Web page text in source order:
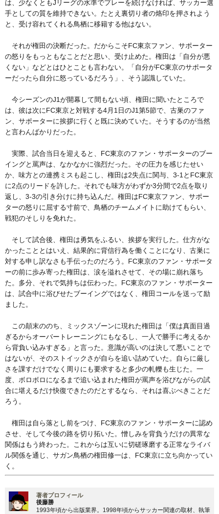
は、少なくともJリーグの水準でプレーを続けなければ、サッカー選
手としての質を維持できない。たとえ裏切り者の烙印を押されよう
と、受け容れてくれる鳥栖に移籍する他はない。
それが権田の決断だった。だからこそFC東京ファン、サポーター
の怒りをもっともなことだと思い、受け止めた。権田は「自分が悪
くない」などとはひとことも言わない。「自分がFC東京のサポータ
ーだったら自分に怒っているだろう」、そう認識していた。
今シーズンのJ1が開幕して間もない頃、権田に聞いたところで
は、彼は次にFC東京と対戦する4月1日のJ1第5節で、古巣のファ
ン、サポーターに挨拶に行くと既に決めていた。そうするのが当然
と言わんばかりだった。
実際、試合当日を迎えると、FC東京のファン・サポーターのブー
イングと罵声は、なかなかに強烈だった。その圧力を感じたせい
か、味方との連携ミスも起こし、権田は2失点に関与、3-1とFC東京
に2点のリードを許した。それでも味方がわずか3分間で2点を取り
返し、3-3の引き分けに持ち込んだ。権田はFC東京ファン、サポー
ターの怒りに屈する寸前で、鳥栖のチームメイトに助けてもらい、
戦犯のそしりを免れた。
そして試合後、権田は勇気をふるい、挨拶を実行した。仕方がな
かったこととはいえ、結果的に背信行為を働くことになり、古巣に
対する申し訳なさも手伝ったのだろう。FC東京のファン・サポータ
ーの前に歩み寄った権田は、涙を溢れさせて、その場に崩れ落ち
た。多分、それで気持ちは伝わった。FC東京のファン・サポーター
は、試合中に浴びせたブーイングではなく、権田コールを送って励
ました。
この顛末ののち、ミックスゾーンに現れた権田は「僕は真面目過
ぎるからオーバートレーニングにもなるし、一人で勝手に考えるか
ら背負い込みすぎる」と言った。意識が高いのは決して悪いことで
はないが、そのストイックさが自らを追い詰めていた。自らに厳し
さを課すだけでなく周りにも要求すると多少の軋轢も生じた。一
度、ボロボロになるまで追い込まれた権田が罵声を浴びながらの試
合に堪えるだけ快復できたのだとするなら、それは喜ぶべきことだ
ろう。
権田は自ら落とし前をつけ、FC東京のファン・サポーターに認め
させ、そして今後の路を切り拓いた。憎しみを背負うだけの異常な
関係はもう終わった。これからは互いに切磋琢磨する正常なライバ
ル関係を通じ、サガン鳥栖の権田修一は、FC東京に立ち向かってい
く。
著者プロフィール
後藤勝
1993年頃から出版業界。1998年頃からサッカー関連の取材、執筆